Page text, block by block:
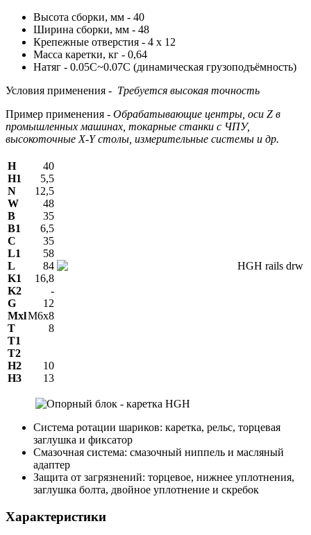
Высота сборки, мм - 40
Ширина сборки, мм - 48
Крепежные отверстия - 4 х 12
Масса каретки, кг - 0,64
Натяг - 0.05C~0.07C (динамическая грузоподъёмность)
Условия применения - Требуется высокая точность
Пример применения - Обрабатывающие центры, оси Z в
промышленных машинах, токарные станки с ЧПУ,
высокоточные X-Y столы, измерительные системы и др.
H
40
H1
5,5
N
12,5
W
48
В
35
B1
6,5
C
35
L1
58
L
84
K1
16,8
K2
-
G
12
MxlM6x8
T
8
T1
T2
H2
10
Н3
13
Система ротации шариков: каретка, рельс, торцевая
заглушка и фиксатор
Смазочная система: смазочный ниппель и масляный
адаптер
Защита от загрязнений: торцевое, нижнее уплотнения,
заглушка болта, двойное уплотнение и скребок
Характеристики